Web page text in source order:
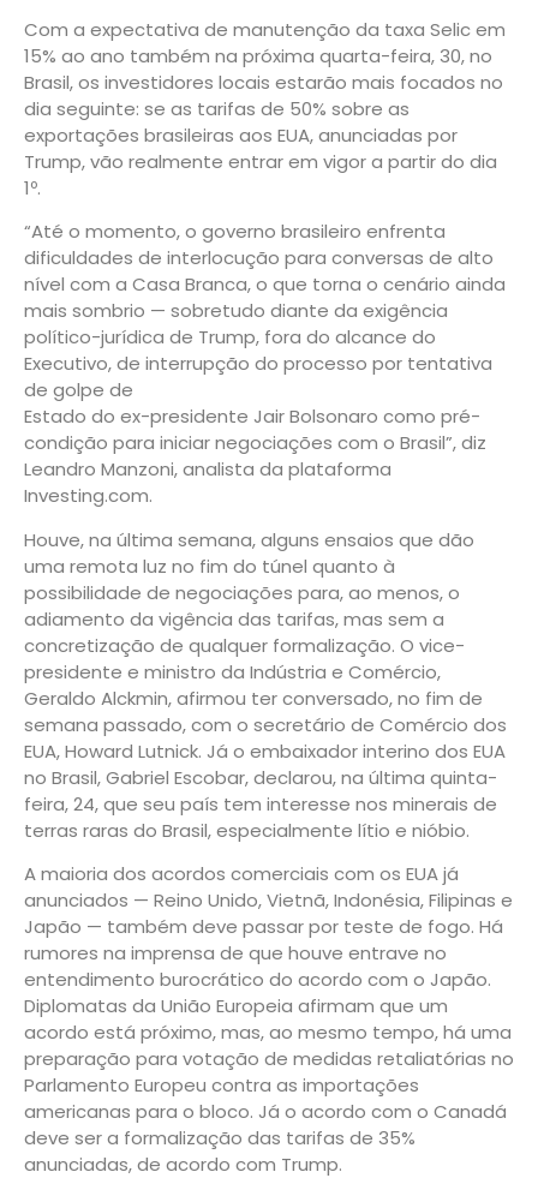
Com a expectativa de manutenção da taxa Selic em
15% ao ano também na próxima quarta-feira, 30, no
Brasil, os investidores locais estarão mais focados no
dia seguinte: se as tarifas de 50% sobre as
exportações brasileiras aos EUA, anunciadas por
Trump, vão realmente entrar em vigor a partir do dia
1º.
“Até o momento, o governo brasileiro enfrenta
dificuldades de interlocução para conversas de alto
nível com a Casa Branca, o que torna o cenário ainda
mais sombrio — sobretudo diante da exigência
político-jurídica de Trump, fora do alcance do
Executivo, de interrupção do processo por tentativa
de golpe de
Estado do ex-presidente Jair Bolsonaro como pré-
condição para iniciar negociações com o Brasil”, diz
Leandro Manzoni, analista da plataforma
Investing.com.
Houve, na última semana, alguns ensaios que dão
uma remota luz no fim do túnel quanto à
possibilidade de negociações para, ao menos, o
adiamento da vigência das tarifas, mas sem a
concretização de qualquer formalização. O vice-
presidente e ministro da Indústria e Comércio,
Geraldo Alckmin, afirmou ter conversado, no fim de
semana passado, com o secretário de Comércio dos
EUA, Howard Lutnick. Já o embaixador interino dos EUA
no Brasil, Gabriel Escobar, declarou, na última quinta-
feira, 24, que seu país tem interesse nos minerais de
terras raras do Brasil, especialmente lítio e nióbio.
A maioria dos acordos comerciais com os EUA já
anunciados — Reino Unido, Vietnã, Indonésia, Filipinas e
Japão — também deve passar por teste de fogo. Há
rumores na imprensa de que houve entrave no
entendimento burocrático do acordo com o Japão.
Diplomatas da União Europeia afirmam que um
acordo está próximo, mas, ao mesmo tempo, há uma
preparação para votação de medidas retaliatórias no
Parlamento Europeu contra as importações
americanas para o bloco. Já o acordo com o Canadá
deve ser a formalização das tarifas de 35%
anunciadas, de acordo com Trump.